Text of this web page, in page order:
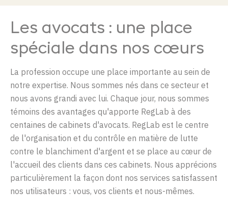
Les avocats : une place
spéciale dans nos cœurs
La profession occupe une place importante au sein de
notre expertise. Nous sommes nés dans ce secteur et
nous avons grandi avec lui. Chaque jour, nous sommes
témoins des avantages qu'apporte RegLab à des
centaines de cabinets d'avocats. RegLab est le centre
de l'organisation et du contrôle en matière de lutte
contre le blanchiment d'argent et se place au cœur de
l'accueil des clients dans ces cabinets. Nous apprécions
particulièrement la façon dont nos services satisfassent
nos utilisateurs : vous, vos clients et nous-mêmes.